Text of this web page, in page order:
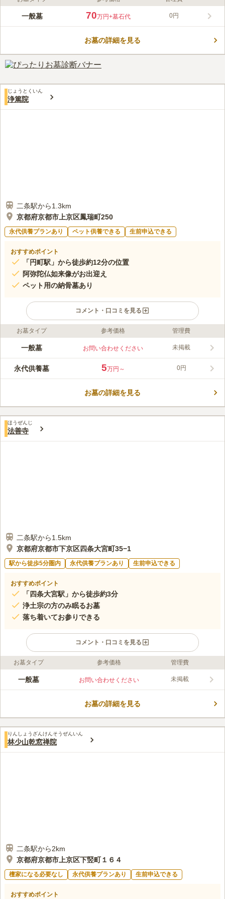
ライフドット編集部のコメント
歴史好きの方なら一度は行ってみたい、壬生寺が管理・運営する
を持つには檀家（律宗）になる必要があります。寺院の本尊であ
と壬生寺歴史資料室では貴重な物品を拝むことができます。ま
た、重要無形民俗文化財壬生狂言、900余年の歴史がある節分
観光客が集まります。
口コミ評価
一般墓 70万円+墓石代 0円
お墓の詳細を見る
じょうとくいん
浄篤院
二条駅から1.3km
京都府京都市上京区鳳瑞町250
永代供養プランあり ペット供養できる 生前申込できる
おすすめポイント
「円町駅」から徒歩約12分の位置
阿弥陀仏如来像がお出迎え
ペット用の納骨墓あり
コメント・口コミを見る
ライフドット編集部のコメント
京都市上京区に位置する浄土宗の寺院墓地は、境内の奥にあり、
地蔵菩薩があり、温かく見守られながら、お墓参りができます。
交通面では、京福北野線とJR山陰本線があり2つの駅から徒歩圏
アクセス良好な寺院墓地です。 また、お墓のすぐ近くに駐車場
みんなの評価
4.3 口コミ3件
40代男性
住宅街の中なのでお供え物やお花などはあらかじめ用意されてこ
られるのをお勧めします。近くに北野天満宮や二条城、歩くには少し遠い
ですが、車なら10分も走れば金閣寺や嵐山など観光名所は近いです。お墓
お墓タイプ 参考価格 管理費
一般墓 お問い合わせください 未掲載
永代供養墓 5万円～ 0円
お墓の詳細を見る
ほうぜんじ
法善寺
二条駅から1.5km
京都府京都市下京区四条大宮町35−1
駅から徒歩5分圏内 永代供養プランあり 生前申込できる
おすすめポイント
「四条大宮駅」から徒歩約3分
浄土宗の方のみ眠るお墓
落ち着いてお参りできる
コメント・口コミを見る
ライフドット編集部のコメント
アクセスの良い場所に佇みながらも、寺院の趣も兼ね備えた、ど
もあるので、長時間のお参りになっても心配いりません。近くに
口コミ評価
みんなの評価
3.0
お墓タイプ 参考価格 管理費
一般墓 お問い合わせください 未掲載
お墓の詳細を見る
りんしょうざんけんそうぜんいん
林少山乾窓禅院
二条駅から2km
京都府京都市上京区下竪町１６４
檀家になる必要なし 永代供養プランあり 生前申込できる
おすすめポイント